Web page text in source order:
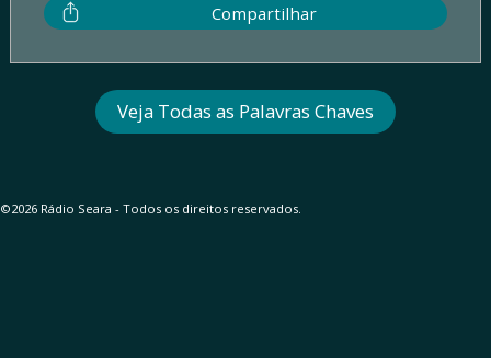
Compartilhar
Veja Todas as Palavras Chaves
©2026 Rádio Seara - Todos os direitos reservados.